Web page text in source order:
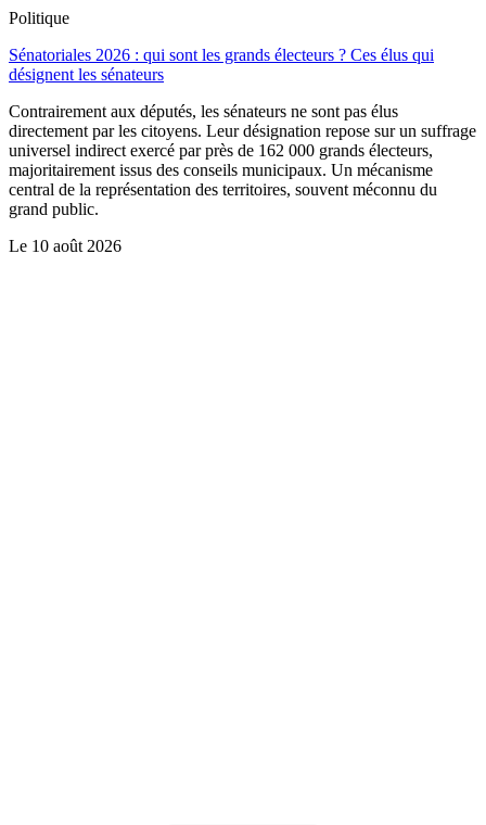
Politique
Sénatoriales 2026 : qui sont les grands électeurs ? Ces élus qui
désignent les sénateurs
Contrairement aux députés, les sénateurs ne sont pas élus
directement par les citoyens. Leur désignation repose sur un suffrage
universel indirect exercé par près de 162 000 grands électeurs,
majoritairement issus des conseils municipaux. Un mécanisme
central de la représentation des territoires, souvent méconnu du
grand public.
Le 10 août 2026